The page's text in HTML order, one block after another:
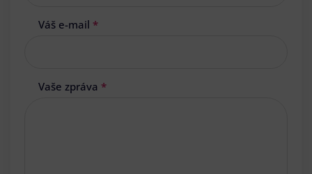
Váš e-mail *
Vaše zpráva *